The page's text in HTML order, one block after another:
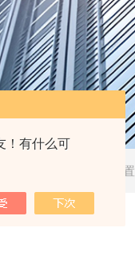
！有什么可
当前位